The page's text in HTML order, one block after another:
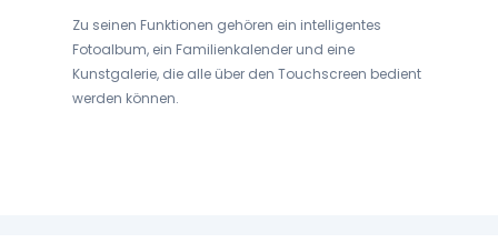
Zu seinen Funktionen gehören ein intelligentes
Fotoalbum, ein Familienkalender und eine
Kunstgalerie, die alle über den Touchscreen bedient
werden können.